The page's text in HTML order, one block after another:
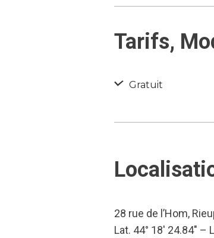
Tarifs,
Gratuit
28 rue de l’Hom,
Lat. 44° 18′ 24.84″ –